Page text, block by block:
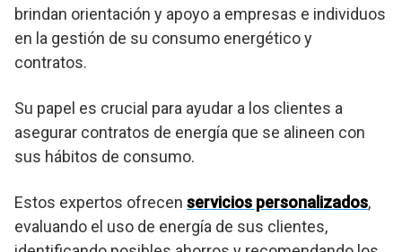
brindan orientación y apoyo a empresas e individuos
en la gestión de su consumo energético y
contratos.
Su papel es crucial para ayudar a los clientes a
asegurar contratos de energía que se alineen con
sus hábitos de consumo.
Estos expertos ofrecen servicios personalizados,
evaluando el uso de energía de sus clientes,